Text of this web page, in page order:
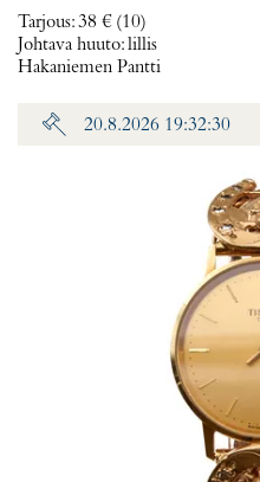
Tarjous:38 € (10)
Johtava huuto:lillis
Hakaniemen Pantti
20.8.2026 19:32:30